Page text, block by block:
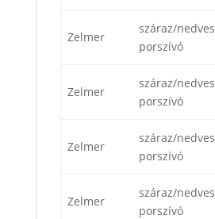
Zelmer
száraz/nedves
porszívó
Zelmer
száraz/nedves
porszívó
Zelmer
száraz/nedves
porszívó
Zelmer
száraz/nedves
porszívó